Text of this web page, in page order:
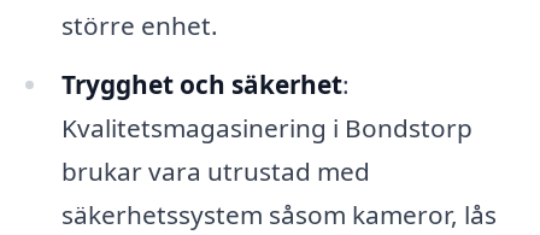
större enhet.
Trygghet och säkerhet:
Kvalitetsmagasinering i Bondstorp
brukar vara utrustad med
säkerhetssystem såsom kameror, lås